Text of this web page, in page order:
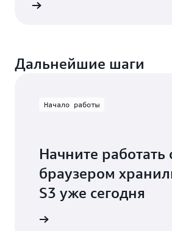
Дальнейшие шаги
Начало работы
Начните работать
браузером
S3 уже сегодня